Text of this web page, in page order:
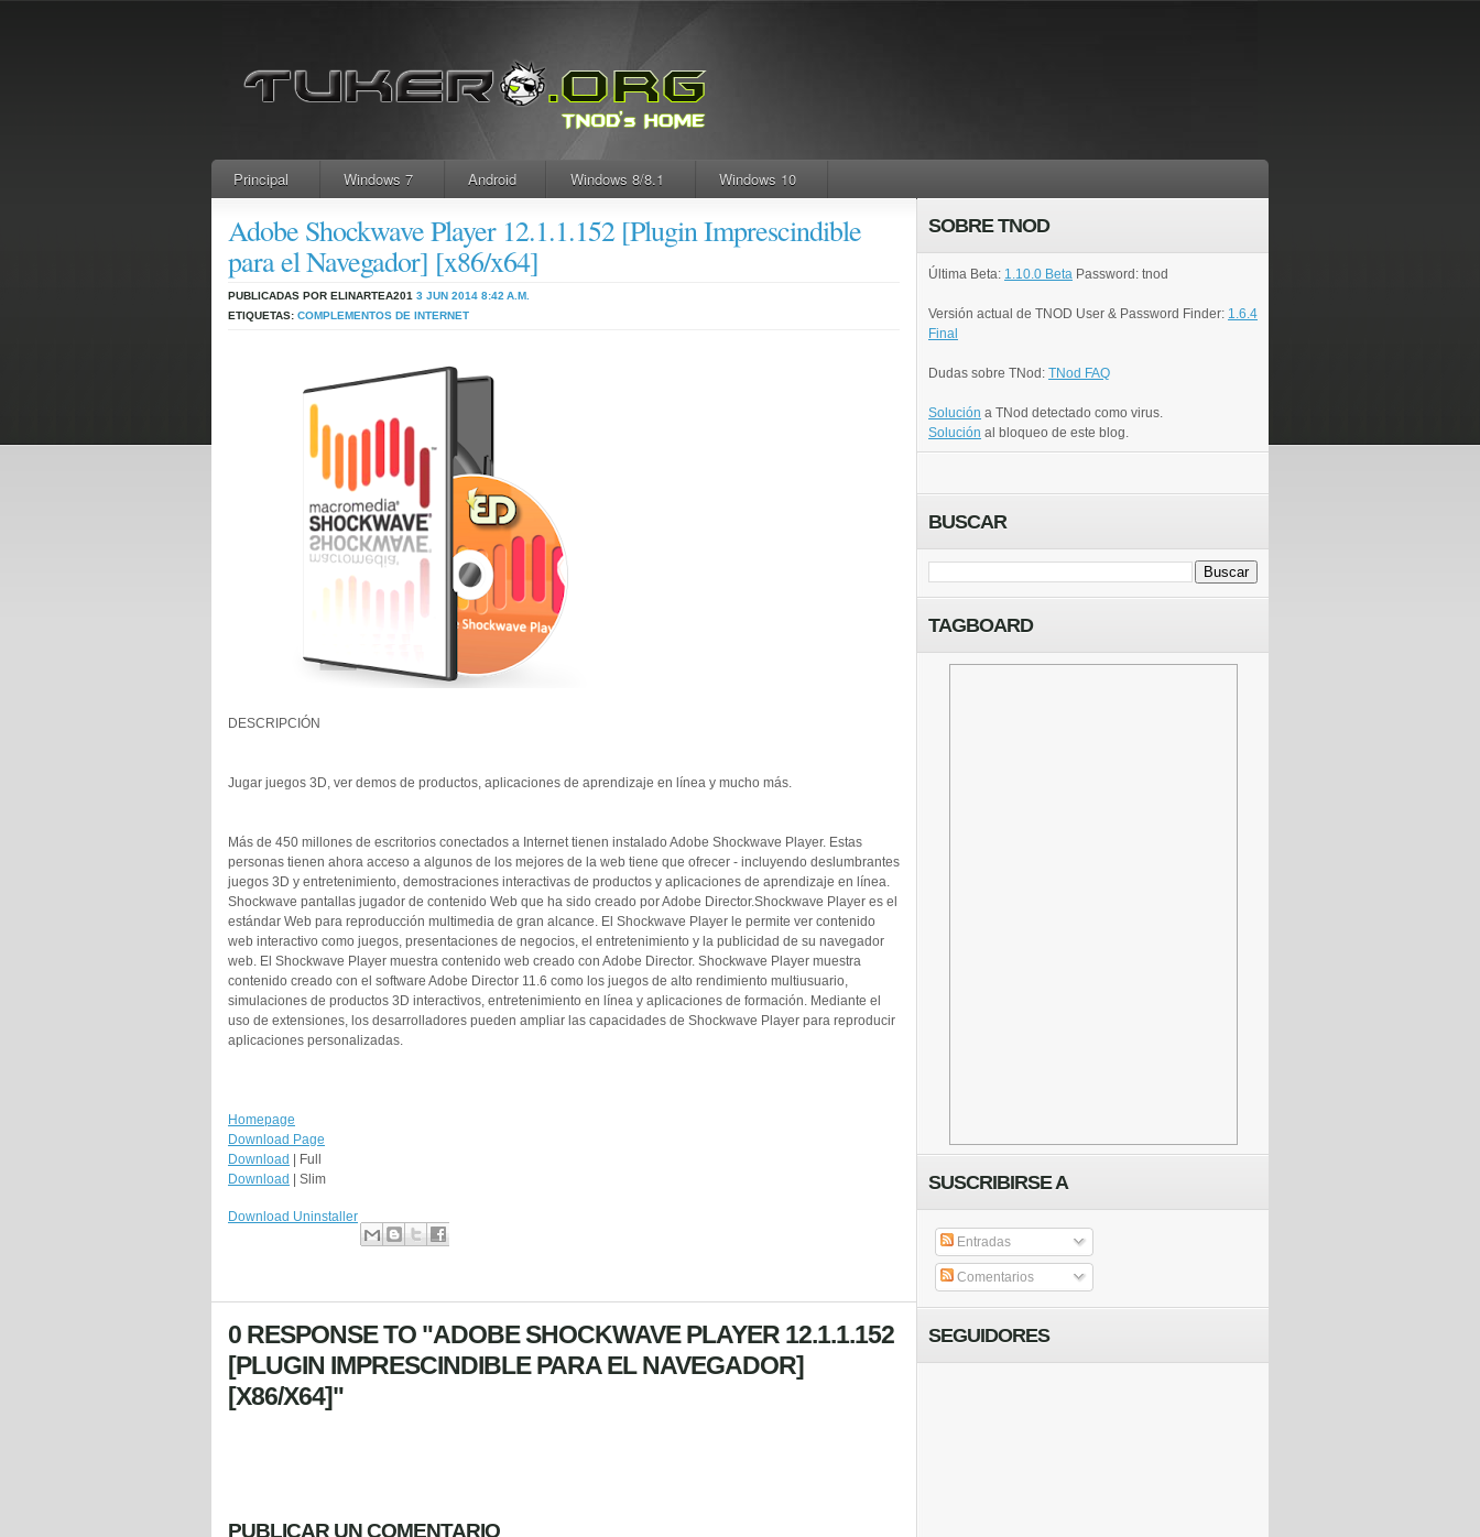
Principal Windows 7 Android Windows 8/8.1 Windows 10
Adobe Shockwave Player 12.1.1.152 [Plugin Imprescindible
para el Navegador] [x86/x64]
PUBLICADAS POR ELINARTEA201 3 JUN 2014 8:42 A.M.
ETIQUETAS: COMPLEMENTOS DE INTERNET
DESCRIPCIÓN
Jugar juegos 3D, ver demos de productos, aplicaciones de aprendizaje en línea y mucho más.
Más de 450 millones de escritorios conectados a Internet tienen instalado Adobe Shockwave Player. Estas
personas tienen ahora acceso a algunos de los mejores de la web tiene que ofrecer - incluyendo deslumbrantes
juegos 3D y entretenimiento, demostraciones interactivas de productos y aplicaciones de aprendizaje en línea.
Shockwave pantallas jugador de contenido Web que ha sido creado por Adobe Director.Shockwave Player es el
estándar Web para reproducción multimedia de gran alcance. El Shockwave Player le permite ver contenido
web interactivo como juegos, presentaciones de negocios, el entretenimiento y la publicidad de su navegador
web. El Shockwave Player muestra contenido web creado con Adobe Director. Shockwave Player muestra
contenido creado con el software Adobe Director 11.6 como los juegos de alto rendimiento multiusuario,
simulaciones de productos 3D interactivos, entretenimiento en línea y aplicaciones de formación. Mediante el
uso de extensiones, los desarrolladores pueden ampliar las capacidades de Shockwave Player para reproducir
aplicaciones personalizadas.
Homepage
Download Page
Download
| Full
Download
| Slim
Download Uninstaller
0 RESPONSE TO "ADOBE SHOCKWAVE PLAYER 12.1.1.152
[PLUGIN IMPRESCINDIBLE PARA EL NAVEGADOR]
[X86/X64]"
PUBLICAR UN COMENTARIO
SOBRE TNOD
Última Beta: 1.10.0 Beta Password: tnod
Versión actual de TNOD User & Password Finder: 1.6.4
Final
Dudas sobre TNod: TNod FAQ
Solución a TNod detectado como virus.
Solución al bloqueo de este blog.
BUSCAR
TAGBOARD
SUSCRIBIRSE A
Entradas
Comentarios
SEGUIDORES